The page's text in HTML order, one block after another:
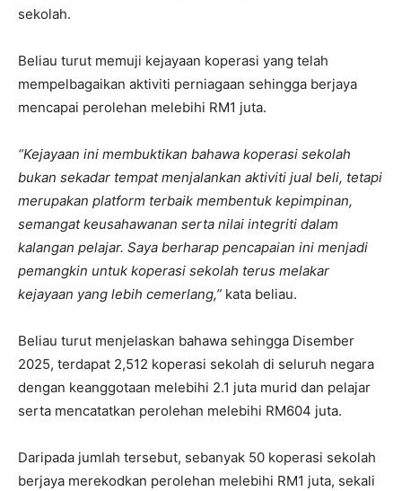
sekolah.
Beliau turut memuji kejayaan koperasi yang telah
mempelbagaikan aktiviti perniagaan sehingga berjaya
mencapai perolehan melebihi RM1 juta.
“Kejayaan ini membuktikan bahawa koperasi sekolah
bukan sekadar tempat menjalankan aktiviti jual beli, tetapi
merupakan platform terbaik membentuk kepimpinan,
semangat keusahawanan serta nilai integriti dalam
kalangan pelajar. Saya berharap pencapaian ini menjadi
pemangkin untuk koperasi sekolah terus melakar
kejayaan yang lebih cemerlang,” kata beliau.
Beliau turut menjelaskan bahawa sehingga Disember
2025, terdapat 2,512 koperasi sekolah di seluruh negara
dengan keanggotaan melebihi 2.1 juta murid dan pelajar
serta mencatatkan perolehan melebihi RM604 juta.
Daripada jumlah tersebut, sebanyak 50 koperasi sekolah
berjaya merekodkan perolehan melebihi RM1 juta, sekali